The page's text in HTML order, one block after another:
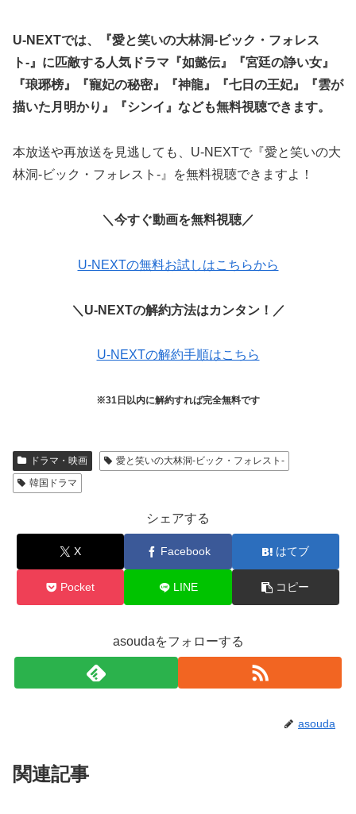
U-NEXTでは、『愛と笑いの大林洞-ビック・フォレス
ト-』に匹敵する人気ドラマ『如懿伝』『宮廷の諍い女』
『琅琊榜』『寵妃の秘密』『神龍』『七日の王妃』『雲が
描いた月明かり』『シンイ』なども無料視聴できます。
本放送や再放送を見逃しても、U-NEXTで『愛と笑いの大
林洞-ビック・フォレスト-』を無料視聴できますよ！
＼今すぐ動画を無料視聴／
U-NEXTの無料お試しはこちらから
＼U-NEXTの解約方法はカンタン！／
U-NEXTの解約手順はこちら
※31日以内に解約すれば完全無料です
ドラマ・映画
愛と笑いの大林洞-ビック・フォレスト-
韓国ドラマ
シェアする
X Facebook はてブ
Pocket LINE コピー
asoudaをフォローする
asouda
関連記事